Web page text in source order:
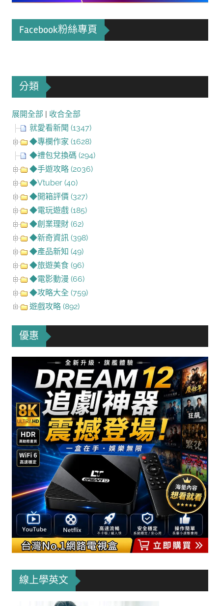
Facebook粉絲專頁
分類
展開全部 | 收合全部
就愛看新聞 (1347)
◆專欄作家 (1628)
◆禮包兌換碼 (294)
◆手遊攻略 (2036)
◆Vtuber (40)
◆開箱評價 (327)
◆電玩遊戲 (185)
◆創業理財 (62)
◆新奇資訊 (398)
◆產品新知 (49)
◆旅遊美食 (96)
◆電影動漫 (66)
◆攻略大全 (759)
遊戲攻略 (892)
優惠
線上學英文